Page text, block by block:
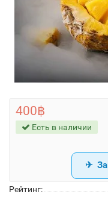
Рейтинг:
400฿
Есть в наличии